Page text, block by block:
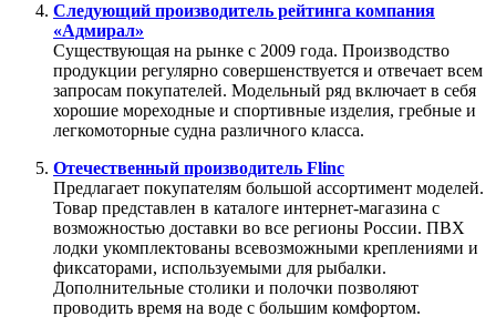
Следующий производитель рейтинга компания
«Адмирал»
Существующая на рынке с 2009 года. Производство
продукции регулярно совершенствуется и отвечает всем
запросам покупателей. Модельный ряд включает в себя
хорошие мореходные и спортивные изделия, гребные и
легкомоторные судна различного класса.
Отечественный производитель Flinc
Предлагает покупателям большой ассортимент моделей.
Товар представлен в каталоге интернет-магазина с
возможностью доставки во все регионы России. ПВХ
лодки укомплектованы всевозможными креплениями и
фиксаторами, используемыми для рыбалки.
Дополнительные столики и полочки позволяют
проводить время на воде с большим комфортом.